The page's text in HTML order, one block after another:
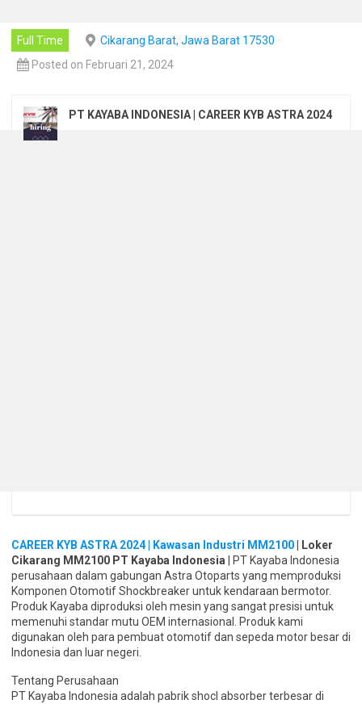
Full Time
Cikarang Barat, Jawa Barat 17530
Posted on Februari 21, 2024
PT KAYABA INDONESIA | CAREER KYB ASTRA 2024
CAREER KYB ASTRA 2024 | Kawasan Industri MM2100 | Loker
Cikarang MM2100 PT Kayaba Indonesia | PT Kayaba Indonesia
perusahaan dalam gabungan Astra Otoparts yang memproduksi
Komponen Otomotif Shockbreaker untuk kendaraan bermotor.
Produk Kayaba diproduksi oleh mesin yang sangat presisi untuk
memenuhi standar mutu OEM internasional. Produk kami
digunakan oleh para pembuat otomotif dan sepeda motor besar di
Indonesia dan luar negeri.
Tentang Perusahaan
PT Kayaba Indonesia adalah pabrik shocl absorber terbesar di